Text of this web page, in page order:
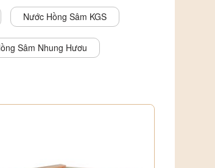
Nước Hồng Sâm KGS
Sâm Nhung Hươu